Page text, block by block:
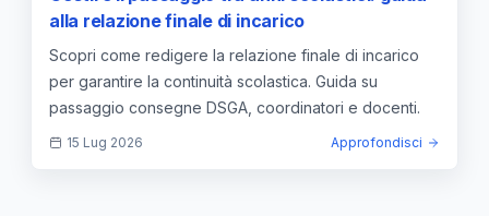
alla relazione finale di incarico
Scopri come redigere la relazione finale di incarico
per garantire la continuità scolastica. Guida su
passaggio consegne DSGA, coordinatori e docenti.
15 Lug 2026 Approfondisci